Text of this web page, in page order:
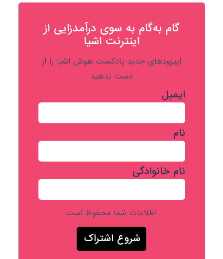
گام به‌گام به‌ سوی درآمدزایی از
اینترنت اشیا
اپیزودهای جدید پادکست هوش اشیا را از
دست ندهید
ایمیل
نام
نام خانوادگی
اطلاعات شما محفوظ است